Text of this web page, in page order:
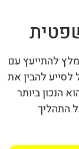
להתייעץ עם
להבין את
הנכון ביותר
התהליך